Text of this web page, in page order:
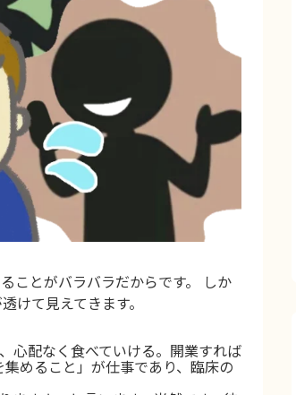
ことがバラバラだからです。 しか
けて見えてきます。
心配なく食べていける。開業すれば
めること」が仕事であり、臨床の